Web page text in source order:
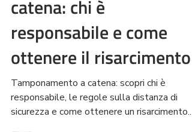
Tamponamento a
catena: chi è
responsabile e come
ottenere il risarcimento
Tamponamento a catena: scopri chi è